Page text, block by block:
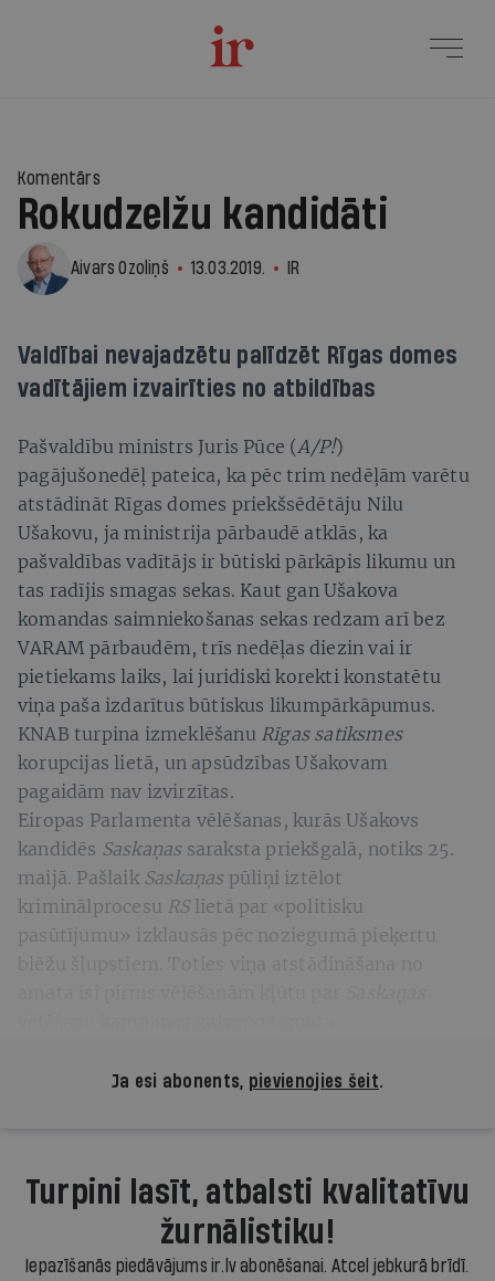
Komentārs
Rokudzelžu kandidāti
Aivars Ozoliņš 13.03.2019. IR
Valdībai nevajadzētu palīdzēt Rīgas domes
vadītājiem izvairīties no atbildības
Pašvaldību ministrs Juris Pūce (A/P!)
pagājušonedēļ pateica, ka pēc trim nedēļām varētu
atstādināt Rīgas domes priekšsēdētāju Nilu
Ušakovu, ja ministrija pārbaudē atklās, ka
pašvaldības vadītājs ir būtiski pārkāpis likumu un
tas radījis smagas sekas. Kaut gan Ušakova
komandas saimniekošanas sekas redzam arī bez
VARAM pārbaudēm, trīs nedēļas diezin vai ir
pietiekams laiks, lai juridiski korekti konstatētu
viņa paša izdarītus būtiskus likumpārkāpumus.
KNAB turpina izmeklēšanu Rīgas satiksmes
korupcijas lietā, un apsūdzības Ušakovam
pagaidām nav izvirzītas.
Eiropas Parlamenta vēlēšanas, kurās Ušakovs
kandidēs Saskaņassaraksta priekšgalā, notiks 25.
maijā. Pašlaik Saskaņas pūliņi iztēlot
kriminālprocesu RSlietā par «politisku
pasūtījumu» izklausās pēc noziegumā pieķertu
Ja esi abonents, pievienojies šeit.
Turpini lasīt, atbalsti kvalitatīvu
žurnālistiku!
Iepazīšanās piedāvājums ir.lv abonēšanai. Atcel jebkurā brīdī.